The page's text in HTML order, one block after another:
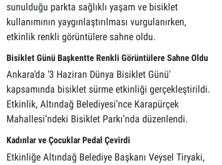
sunulduğu parkta sağlıklı yaşam ve bisiklet
kullanımının yaygınlaştırılması vurgulanırken,
etkinlik renkli görüntülere sahne oldu.
Bisiklet Günü Başkentte Renkli Görüntülere Sahne Oldu
Ankara'da '3 Haziran Dünya Bisiklet Günü'
kapsamında bisiklet sürme etkinliği gerçekleştirildi.
Etkinlik, Altındağ Belediyesi’nce Karapürçek
Mahallesi’ndeki Bisiklet Parkı’nda düzenlendi.
Kadınlar ve Çocuklar Pedal Çevirdi
Etkinliğe Altındağ Belediye Başkanı Veysel Tiryaki,